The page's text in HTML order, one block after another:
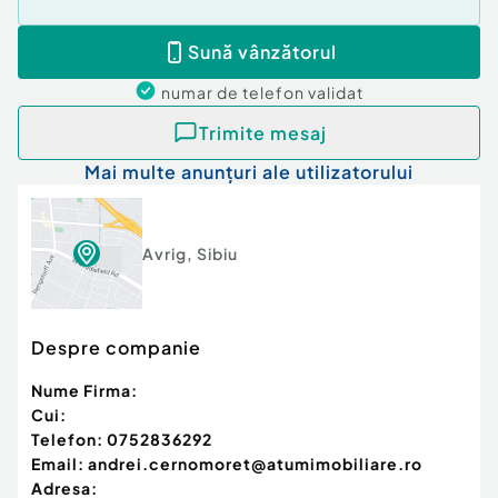
Sună vânzătorul
numar de telefon validat
Trimite mesaj
Mai multe anunțuri ale utilizatorului
Avrig, Sibiu
Despre companie
Nume Firma:
Cui:
Telefon: 0752836292
Email: andrei.cernomoret@atumimobiliare.ro
Adresa: